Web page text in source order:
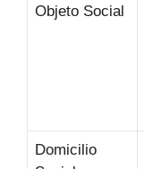
Objeto Social
Domicilio